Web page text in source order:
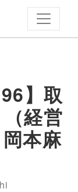
】取
経営
本麻